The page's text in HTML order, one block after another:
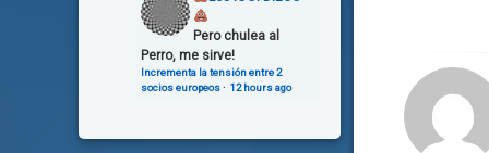
Pero chulea al
Perro, me sirve!
Incrementa la tensión entre 2
socios europeos· 12 hours ago